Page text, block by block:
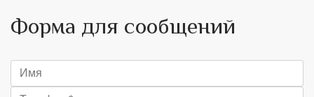
Форма для сообщений